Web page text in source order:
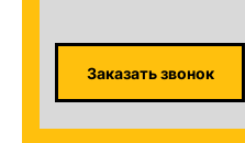
Заказать звонок